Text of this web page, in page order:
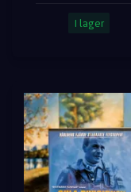
I lager